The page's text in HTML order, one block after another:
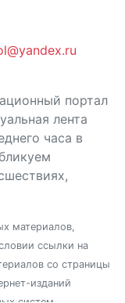
портал
лента
часа в
материалов,
ссылки на
со страницы
изданий